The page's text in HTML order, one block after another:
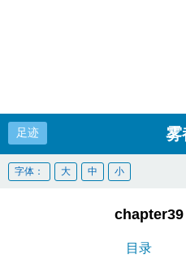
足迹 雾
字体： 大 中 小
chapter39
目录